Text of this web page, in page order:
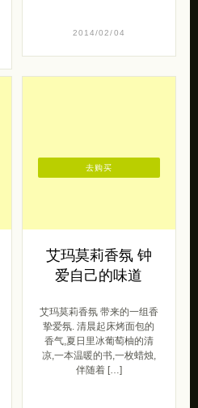
2014/02/04
艾玛莫莉香氛 钟
爱自己的味道
艾玛莫莉香氛 带来的一组香
挚爱氛. 清晨起床烤面包的
香气,夏日里冰葡萄柚的清
凉,一本温暖的书,一枚蜡烛,
伴随着 […]
去购买